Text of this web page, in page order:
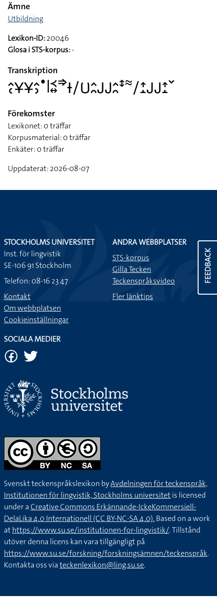
Ämne
Utbildning
Lexikon-ID:20046
Glosa i STS-korpus:-
Transkription
􌤵􌥗􌥃􌥃􌤵􌤶􌤟􌥼􌥹􌦉􌦆􌥑􌥠􌥞􌤵􌥘􌤢􌤢􌤵􌥘􌥥􌦇􌥠􌤴􌤸􌤢􌤢􌤴􌤸􌥧
Förekomster
Lexikonet: 0 träffar
Korpusmaterial: 0 träffar
Enkäter: 0 träffar
Uppdaterat: 2026-08-07
FEEDBACK
STOCKHOLMS UNIVERSITET
Inst. för lingvistik
SE-106 91 Stockholm
Telefon: 08-16 23 47
Kontakt
Om webbplatsen
Cookieinställningar
ANDRA WEBBPLATSER
STS-korpus
Gilla Tecken
Teckenspråksvideo
Fler länktips
SOCIALA MEDIER
Svenskt teckenspråkslexikon byAvdelningen för teckenspråk,
Institutionen för lingvistik, Stockholms universitetis licensed
under aCreative Commons Erkännande-IckeKommersiell-
DelaLika 4.0 Internationell (CC BY-NC-SA 4.0).Based on a work
athttps://www.su.se/institutionen-for-lingvistik/. Tillstånd
utöver denna licens kan vara tillgängligt på
https://www.su.se/forskning/forskningsämnen/teckenspråk.
Kontakta oss viateckenlexikon@ling.su.se.